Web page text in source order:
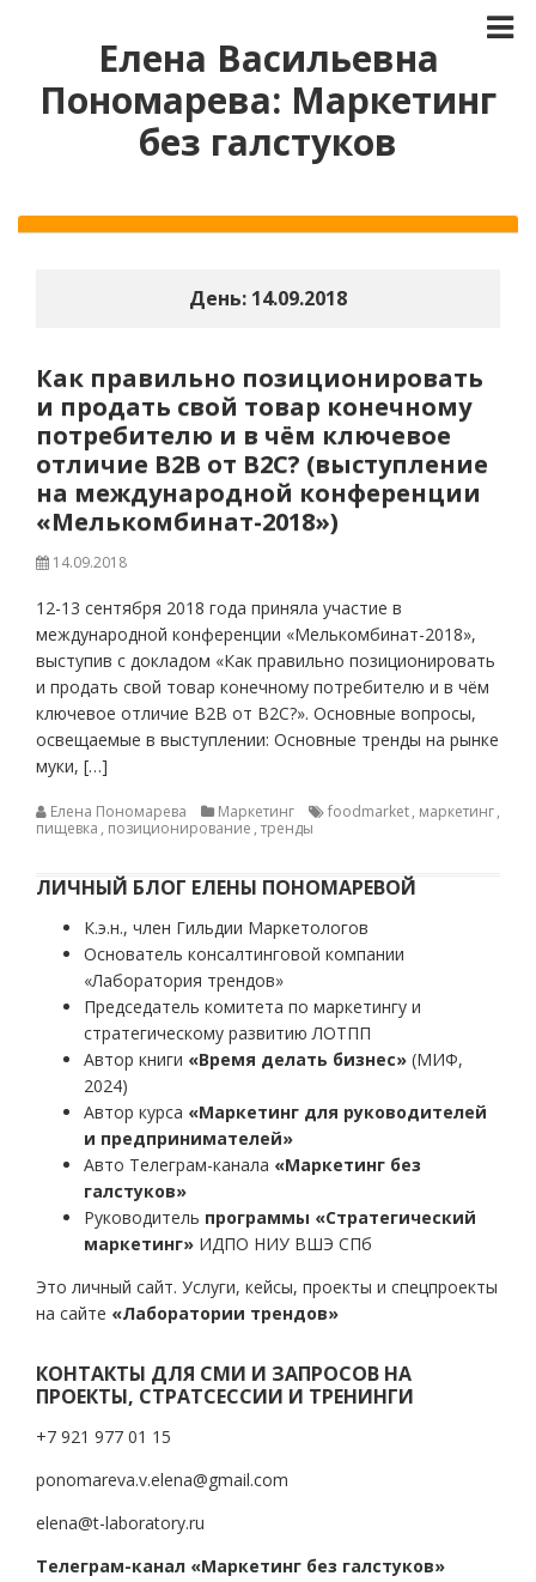
Елена Васильевна
Пономарева: Маркетинг
без галстуков
День: 14.09.2018
Как правильно позиционировать
и продать свой товар конечному
потребителю и в чём ключевое
отличие В2В от В2С? (выступление
на международной конференции
«Мелькомбинат-2018»)
14.09.2018
12-13 сентября 2018 года приняла участие в
международной конференции «Мелькомбинат-2018»,
выступив с докладом «Как правильно позиционировать
и продать свой товар конечному потребителю и в чём
ключевое отличие В2В от В2С?». Основные вопросы,
освещаемые в выступлении: Основные тренды на рынке
муки, […]
Елена Пономарева Маркетинг foodmarket, маркетинг,
пищевка , позиционирование , тренды
ЛИЧНЫЙ БЛОГ ЕЛЕНЫ ПОНОМАРЕВОЙ
К.э.н., член Гильдии Маркетологов
Основатель консалтинговой компании
«Лаборатория трендов»
Председатель комитета по маркетингу и
стратегическому развитию ЛОТПП
Автор книги «Время делать бизнес» (МИФ,
2024)
Автор курса «Маркетинг для руководителей
и предпринимателей»
Авто Телеграм-канала «Маркетинг без
галстуков»
Руководитель программы «Стратегический
маркетинг» ИДПО НИУ ВШЭ СПб
Это личный сайт. Услуги, кейсы, проекты и спецпроекты
на сайте «Лаборатории трендов»
КОНТАКТЫ ДЛЯ СМИ И ЗАПРОСОВ НА
ПРОЕКТЫ, СТРАТСЕССИИ И ТРЕНИНГИ
+7 921 977 01 15
ponomareva.v.elena@gmail.com
elena@t-laboratory.ru
Телеграм-канал «Маркетинг без галстуков»